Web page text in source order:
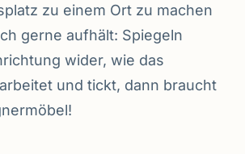
zu einem Ort zu machen
gerne aufhält: Spiegeln
wider, wie das
und tickt, dann braucht